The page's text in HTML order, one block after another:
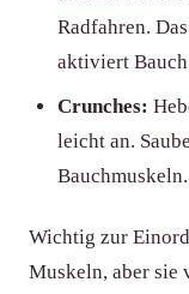
Radfahren.
aktiviert
Crunches:
leicht an.
Bauchmuskeln.
Wichtig zur
Muskeln, aber sie